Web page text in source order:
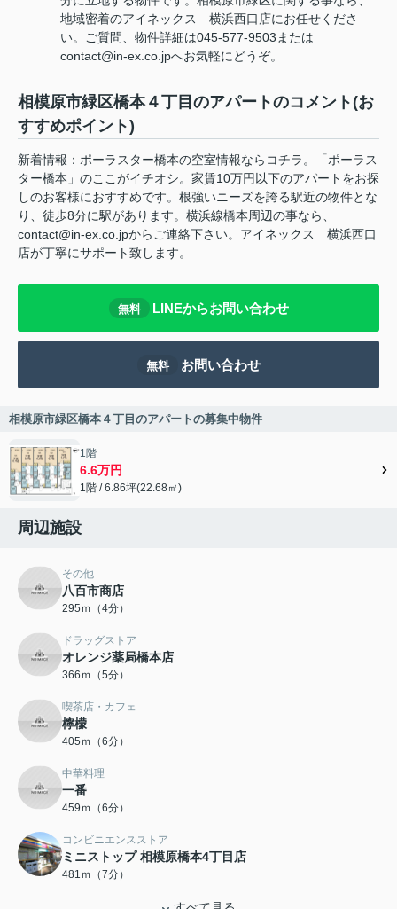
地域密着のアイネックス 横浜西口店にお任せくださ
い。ご質問、物件詳細は045-577-9503または
contact@in-ex.co.jpへお気軽にどうぞ。
相模原市緑区橋本４丁目のアパートのコメント(お
すすめポイント)
新着情報：ポーラスター橋本の空室情報ならコチラ。「ポーラス
ター橋本」のここがイチオシ。家賃10万円以下のアパートをお探
しのお客様におすすめです。根強いニーズを誇る駅近の物件とな
り、徒歩8分に駅があります。横浜線橋本周辺の事なら、
contact@in-ex.co.jpからご連絡下さい。アイネックス 横浜西口
店が丁寧にサポート致します。
無料 LINEからお問い合わせ
無料 お問い合わせ
相模原市緑区橋本４丁目のアパートの募集中物件
1階
6.6万円
1階 / 6.86坪(22.68㎡)
周辺施設
その他
八百市商店
295ｍ（4分）
ドラッグストア
オレンジ薬局橋本店
366ｍ（5分）
喫茶店・カフェ
檸檬
405ｍ（6分）
中華料理
一番
459ｍ（6分）
コンビニエンスストア
ミニストップ 相模原橋本4丁目店
481ｍ（7分）